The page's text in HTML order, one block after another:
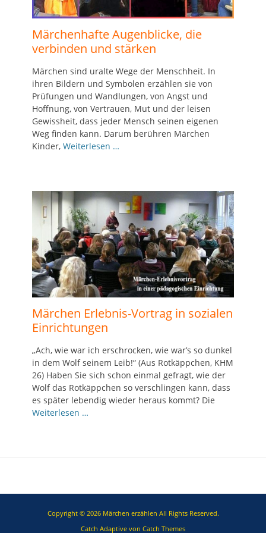
Märchenhafte Augenblicke, die
verbinden und stärken
Märchen sind uralte Wege der Menschheit. In
ihren Bildern und Symbolen erzählen sie von
Prüfungen und Wandlungen, von Angst und
Hoffnung, von Vertrauen, Mut und der leisen
Gewissheit, dass jeder Mensch seinen eigenen
Weg finden kann. Darum berühren Märchen
Kinder, Weiterlesen …
Märchen Erlebnis-Vortrag in sozialen
Einrichtungen
„Ach, wie war ich erschrocken, wie war’s so dunkel
in dem Wolf seinem Leib!“ (Aus Rotkäppchen, KHM
26) Haben Sie sich schon einmal gefragt, wie der
Wolf das Rotkäppchen so verschlingen kann, dass
es später lebendig wieder heraus kommt? Die
Weiterlesen …
Copyright © 2026 Märchen erzählen All Rights Reserved.
Catch Adaptive von Catch Themes